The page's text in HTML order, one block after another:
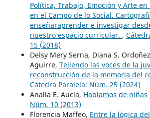
Política, Trabajo, Emoción y Arte
en el Campo de lo Social.
enseñaraprender e investigar
nuestro espacio curricular. ,
15 (2018)
Deisy Mery Serna, Diana S.
Aguirre, Tejiendo las voces de la
reconstrucción de la memoria del
Cátedra Paralela: Núm. 25 (2024)
Analía E. Aucía, Hablamos de niñas
Núm. 10 (2013)
Florencia Maffeo, Entre la lógica